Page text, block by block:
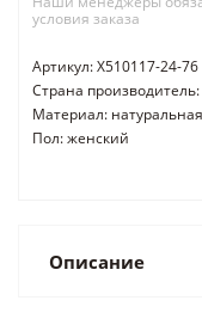
условия заказа
Артикул: X510117-24-76
Страна
Материал:
Пол: женский
Описание